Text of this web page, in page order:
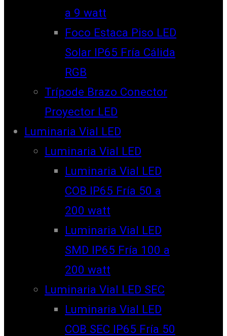
a 9 watt
Foco Estaca Piso LED
Solar IP65 Fría Cálida
RGB
Trípode Brazo Conector
Proyector LED
Luminaria Vial LED
Luminaria Vial LED
Luminaria Vial LED
COB IP65 Fría 50 a
200 watt
Luminaria Vial LED
SMD IP65 Fría 100 a
200 watt
Luminaria Vial LED SEC
Luminaria Vial LED
COB SEC IP65 Fría 50